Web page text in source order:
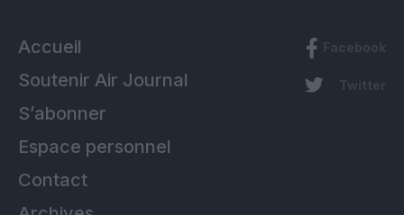
Accueil
Soutenir Air Journal
S’abonner
Espace personnel
Contact